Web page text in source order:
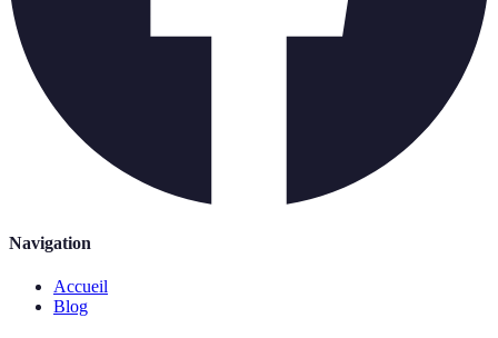
Navigation
Accueil
Blog